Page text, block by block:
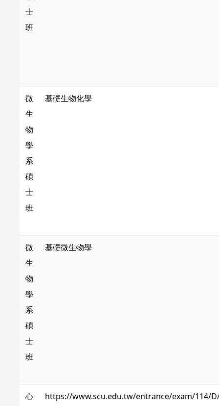
士
班
微
生
物
學
系
碩
士
班
基礎生物化學
微
生
物
學
系
碩
士
班
基礎微生物學
心
https://www.scu.edu.tw/entrance/exam/114/